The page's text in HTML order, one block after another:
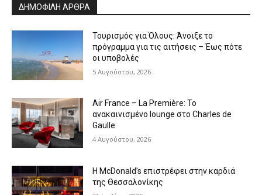
ΔΗΜΟΦΙΛΗ ΑΡΘΡΑ
Τουρισμός για Όλους: Άνοιξε το
πρόγραμμα για τις αιτήσεις – Έως πότε
οι υποβολές
5 Αυγούστου, 2026
Air France – La Première: Το
ανακαινισμένο lounge στο Charles de
Gaulle
4 Αυγούστου, 2026
Η McDonald’s επιστρέφει στην καρδιά
της Θεσσαλονίκης